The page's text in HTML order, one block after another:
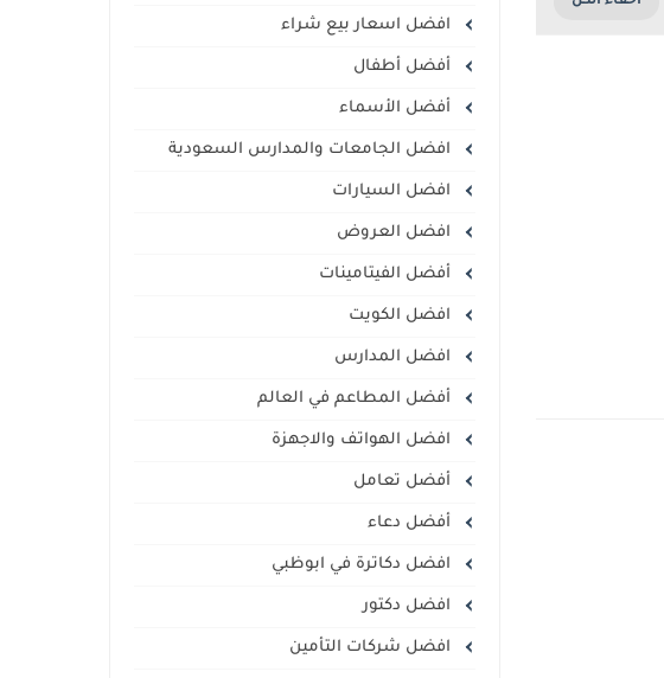
افضل اسعار بيع شراء
أفضل أطفال
أفضل الأسماء
افضل الجامعات والمدارس السعودية
افضل السيارات
افضل العروض
أفضل الفيتامينات
افضل الكويت
افضل المدارس
أفضل المطاعم في العالم
افضل الهواتف والاجهزة
أفضل تعامل
أفضل دعاء
افضل دكاترة في ابوظبي
افضل دكتور
افضل شركات التأمين